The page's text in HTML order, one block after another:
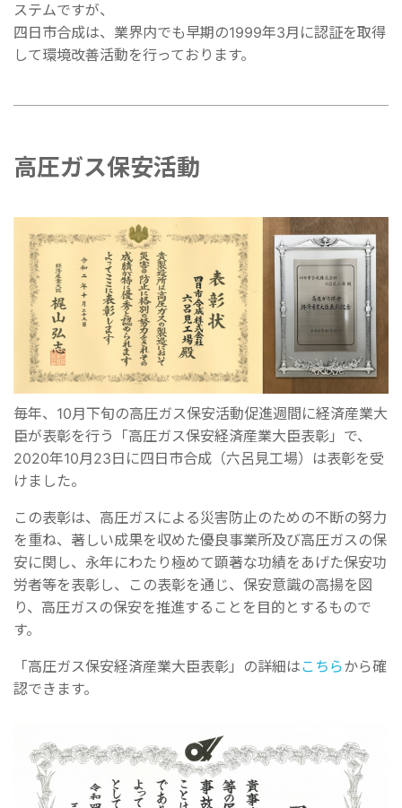
ステムですが、
四日市合成は、業界内でも早期の1999年3月に認証を取得
して環境改善活動を行っております。
高圧ガス保安活動
毎年、10月下旬の高圧ガス保安活動促進週間に経済産業大
臣が表彰を行う「高圧ガス保安経済産業大臣表彰」で、
2020年10月23日に四日市合成（六呂見工場）は表彰を受
けました。
この表彰は、高圧ガスによる災害防止のための不断の努力
を重ね、著しい成果を収めた優良事業所及び高圧ガスの保
安に関し、永年にわたり極めて顕著な功績をあげた保安功
労者等を表彰し、この表彰を通じ、保安意識の高揚を図
り、高圧ガスの保安を推進することを目的とするもので
す。
「高圧ガス保安経済産業大臣表彰」の詳細は こちらから確
認できます。